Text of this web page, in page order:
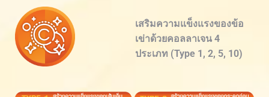
เสริมความแข็งแรงของข้อ
เข่าด้วยคอลลาเจน 4
ประเภท (Type 1, 2, 5, 10)